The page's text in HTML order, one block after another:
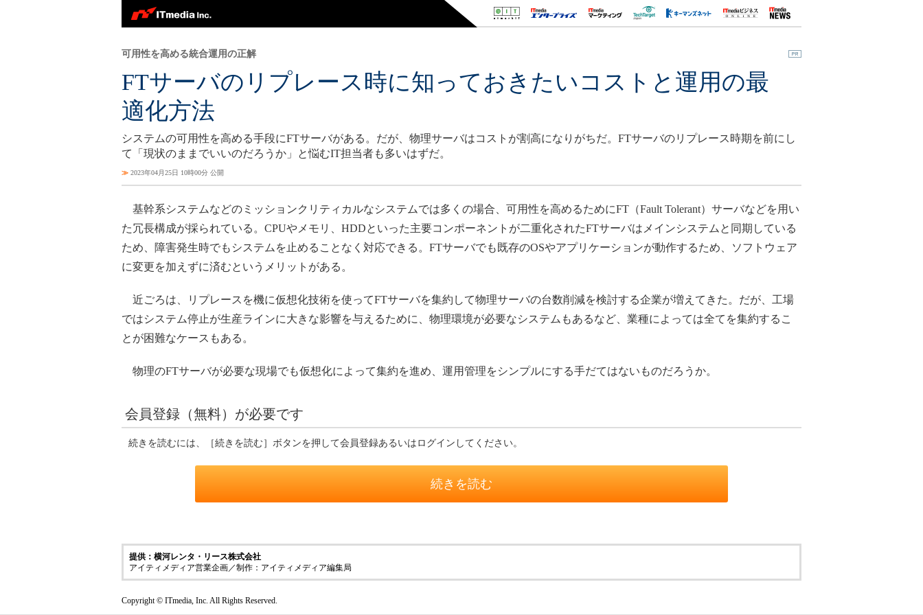
FTサーバのリプレース時に知っておきたいコストと運用の最
適化方法
可用性を高める統合運用の正解
システムの可用性を高める手段にFTサーバがある。だが、物理サーバはコストが割高になりがちだ。FTサーバのリプレース時期を前にし
て「現状のままでいいのだろうか」と悩むIT担当者も多いはずだ。
≫ 2023年04月25日 10時00分 公開
基幹系システムなどのミッションクリティカルなシステムでは多くの場合、可用性を高めるためにFT（Fault Tolerant）サーバなどを用い
た冗長構成が採られている。CPUやメモリ、HDDといった主要コンポーネントが二重化されたFTサーバはメインシステムと同期している
ため、障害発生時でもシステムを止めることなく対応できる。FTサーバでも既存のOSやアプリケーションが動作するため、ソフトウェア
に変更を加えずに済むというメリットがある。
近ごろは、リプレースを機に仮想化技術を使ってFTサーバを集約して物理サーバの台数削減を検討する企業が増えてきた。だが、工場
ではシステム停止が生産ラインに大きな影響を与えるために、物理環境が必要なシステムもあるなど、業種によっては全てを集約するこ
とが困難なケースもある。
物理のFTサーバが必要な現場でも仮想化によって集約を進め、運用管理をシンプルにする手だてはないものだろうか。
会員登録（無料）が必要です
続きを読むには、［続きを読む］ボタンを押して会員登録あるいはログインしてください。
続きを読む
提供：横河レンタ・リース株式会社
アイティメディア営業企画／制作：アイティメディア編集局
Copyright © ITmedia, Inc. All Rights Reserved.